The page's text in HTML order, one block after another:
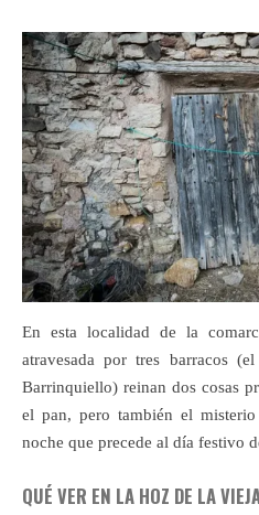
En esta localidad de la
atravesada por tres barracos
Barrinquiello) reinan dos cosas
el pan, pero también el
noche que precede al día festivo
QUÉ VER EN LA HOZ DE LA